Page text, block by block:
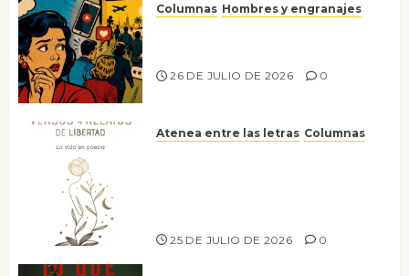
Columnas Hombres y engranajes
26 DE JULIO DE 2026 0
Atenea entre las letras Columnas
25 DE JULIO DE 2026 0